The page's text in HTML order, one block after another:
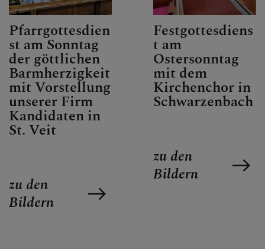
GALERIE / FOTOS
SAKRAMENTE
SONSTIGES
KONTAKT
Pfarrgottesdien
st am Sonntag
der göttlichen
Barmherzigkeit
mit Vorstellung
unserer Firm
Kandidaten in
St. Veit
zu den
Bildern
Festgottesdiens
t am
Ostersonntag
mit dem
Kirchenchor in
Schwarzenbach
zu den
Bildern